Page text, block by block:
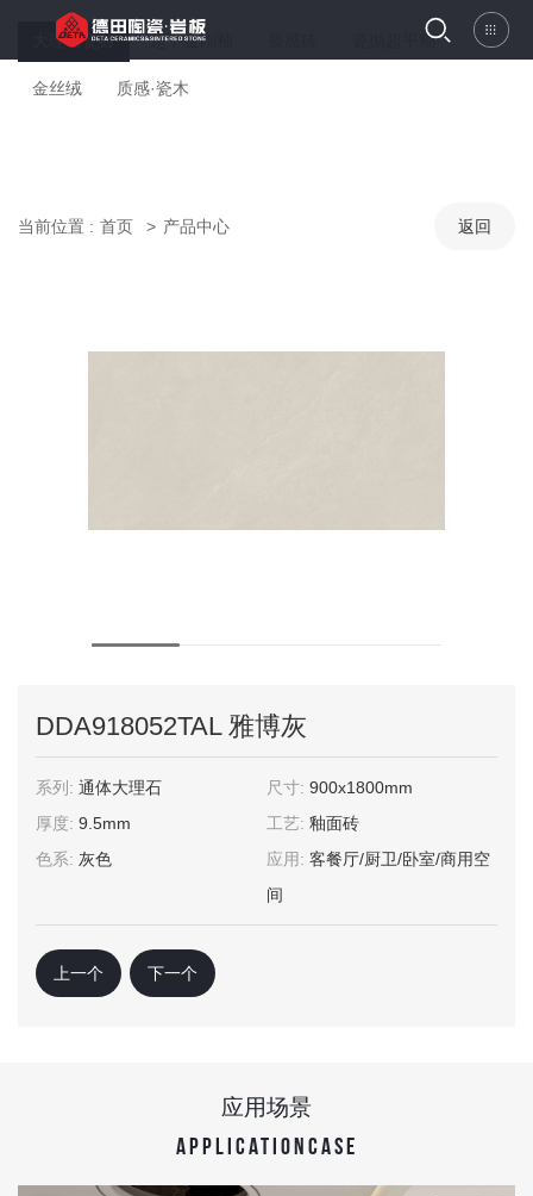
大理石瓷砖 超平金刚釉 瓷抛超平釉
金丝绒 质感·瓷木
当前位置 : 首页 产品中心 返回
DDA918052TAL 雅博灰
系列: 通体大理石 尺寸: 900x1800mm
厚度: 9.5mm 工艺: 釉面砖
色系: 灰色 应用: 客餐厅/厨卫/卧室/商用空
间
上一个 下一个
应用场景
APPLICATIONCASE